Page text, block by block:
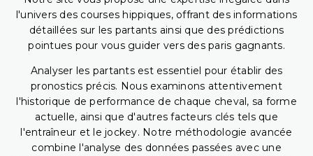
l'univers des courses hippiques, offrant des informations
détaillées sur les partants ainsi que des prédictions
pointues pour vous guider vers des paris gagnants.
Analyser les partants est essentiel pour établir des
pronostics précis. Nous examinons attentivement
l'historique de performance de chaque cheval, sa forme
actuelle, ainsi que d'autres facteurs clés tels que
l'entraîneur et le jockey. Notre méthodologie avancée
combine l'analyse des données passées avec une